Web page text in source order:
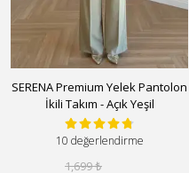
SERENA Premium Yelek Pantolon
İkili Takım - Açık Yeşil
10 değerlendirme
1,699 ₺